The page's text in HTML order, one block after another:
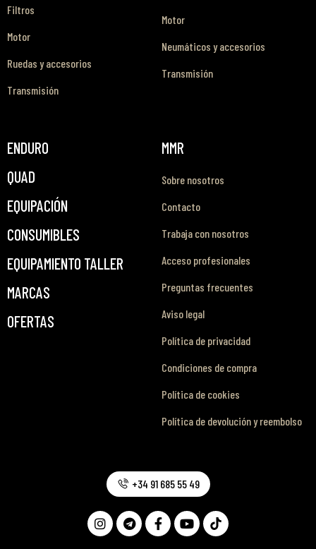
Filtros
Motor
Ruedas y accesorios
Transmisión
Motor
Neumáticos y accesorios
Transmisión
ENDURO
QUAD
EQUIPACIÓN
CONSUMIBLES
EQUIPAMIENTO TALLER
MARCAS
OFERTAS
MMR
Sobre nosotros
Contacto
Trabaja con nosotros
Acceso profesionales
Preguntas frecuentes
Aviso legal
Política de privacidad
Condiciones de compra
Política de cookies
Política de devolución y reembolso
+34 91 685 55 49